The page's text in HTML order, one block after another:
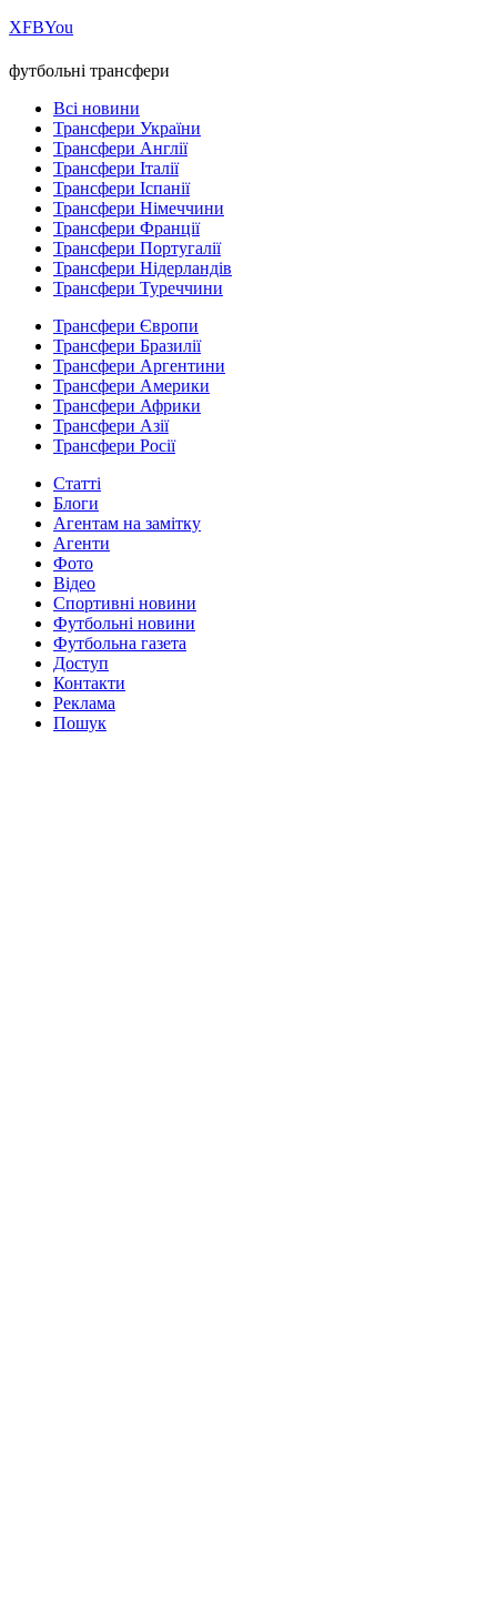
ХFBYou
футбольні трансфери
Всі новини
Трансфери України
Трансфери Англії
Трансфери Італії
Трансфери Іспанії
Трансфери Німеччини
Трансфери Франції
Трансфери Португалії
Трансфери Нідерландів
Трансфери Туреччини
Трансфери Європи
Трансфери Бразилії
Трансфери Аргентини
Трансфери Америки
Трансфери Африки
Трансфери Азії
Трансфери Росії
Статті
Блоги
Агентам на замітку
Агенти
Фото
Відео
Спортивні новини
Футбольні новини
Футбольна газета
Доступ
Контакти
Реклама
Пошук